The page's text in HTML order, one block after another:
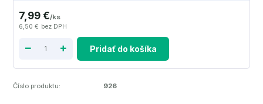
7,99 €/ks
6,50 € bez DPH
Pridať do košíka
Číslo produktu: 926